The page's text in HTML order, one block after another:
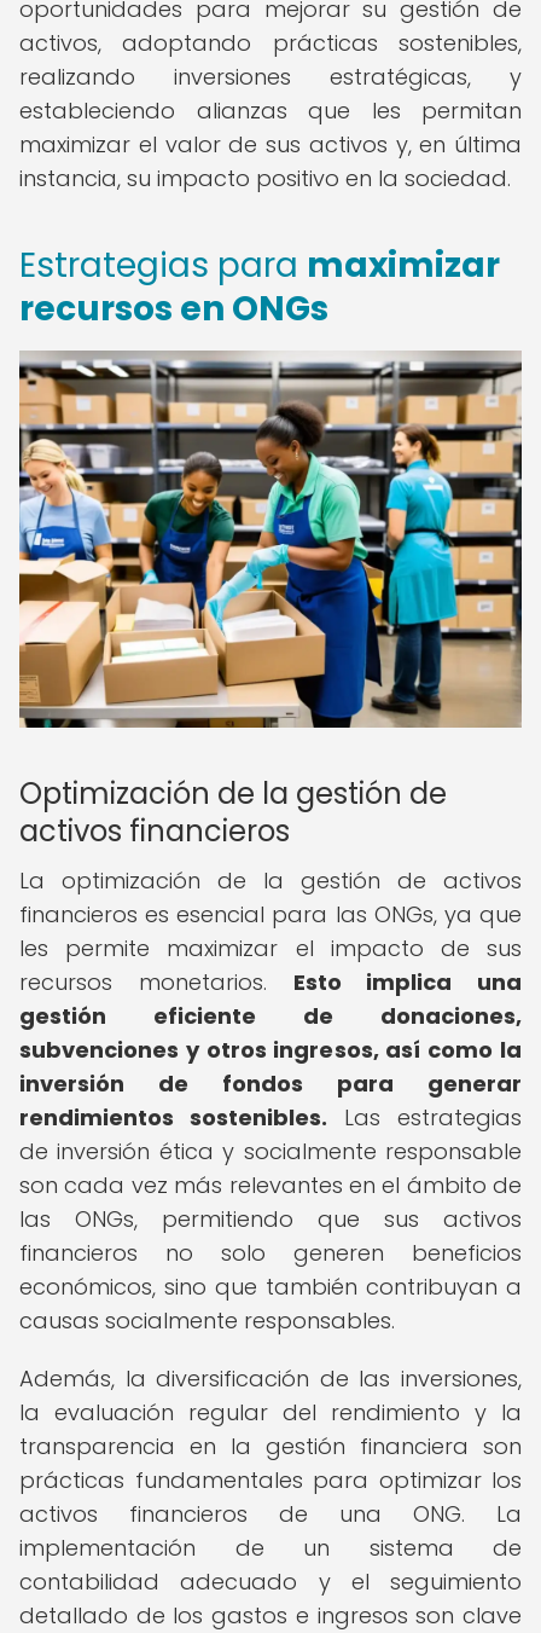
oportunidades para mejorar su gestión de
activos, adoptando prácticas sostenibles,
realizando inversiones estratégicas, y
estableciendo alianzas que les permitan
maximizar el valor de sus activos y, en última
instancia, su impacto positivo en la sociedad.
Estrategias para maximizar
recursos en ONGs
Optimización de la gestión de
activos financieros
La optimización de la gestión de activos
financieros es esencial para las ONGs, ya que
les permite maximizar el impacto de sus
recursos monetarios. Esto implica una
gestión eficiente de donaciones,
subvenciones y otros ingresos, así como la
inversión de fondos para generar
rendimientos sostenibles. Las estrategias
de inversión ética y socialmente responsable
son cada vez más relevantes en el ámbito de
las ONGs, permitiendo que sus activos
financieros no solo generen beneficios
económicos, sino que también contribuyan a
causas socialmente responsables.
Además, la diversificación de las inversiones,
la evaluación regular del rendimiento y la
transparencia en la gestión financiera son
prácticas fundamentales para optimizar los
activos financieros de una ONG. La
implementación de un sistema de
contabilidad adecuado y el seguimiento
detallado de los gastos e ingresos son clave